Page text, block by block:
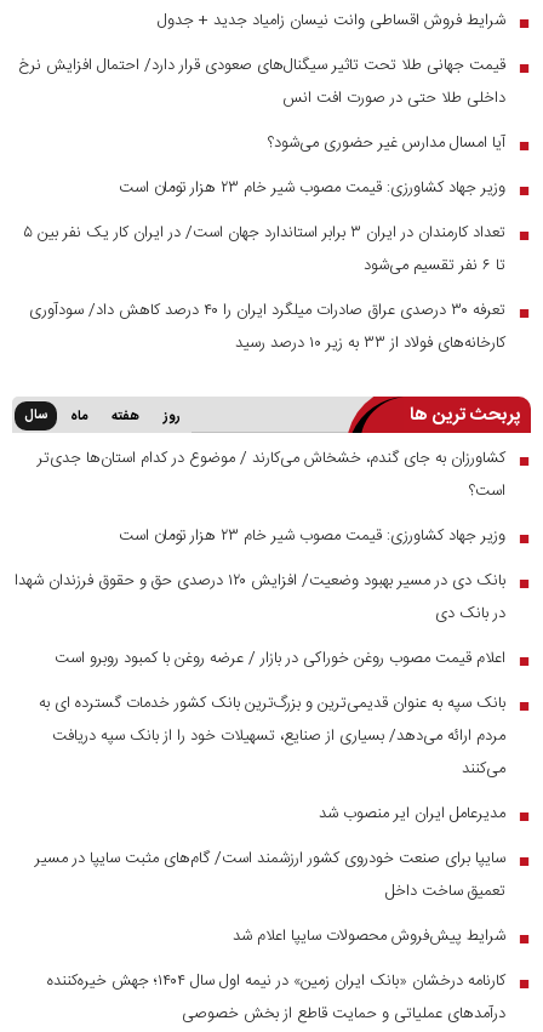
■ شرایط فروش اقساطی وانت نیسان زامیاد جدید + جدول
■ قیمت جهانی طلا تحت تاثیر سیگنال‌های صعودی قرار دارد/ احتمال افزایش نرخ
داخلی طلا حتی در صورت افت انس
■ آیا امسال مدارس غیر حضوری می‌شود؟
■ وزیر جهاد کشاورزی: قیمت مصوب شیر خام ۲۳ هزار تومان است
■
تعداد کارمندان در ایران ۳ برابر استاندارد جهان است/ در ایران کار یک نفر بین ۵
تا ۶ نفر تقسیم می‌شود
■
تعرفه ۳۰ درصدی عراق صادرات میلگرد ایران را ۴۰ درصد کاهش داد/ سودآوری
کارخانه‌های فولاد از ۳۳ به زیر ۱۰ درصد رسید
پربحث ترین ها روز هفته ماه سال
■ کشاورزان به جای گندم، خشخاش می‌کارند / موضوع در کدام استان‌ها جدی‌تر
است؟
■ وزیر جهاد کشاورزی: قیمت مصوب شیر خام ۲۳ هزار تومان است
■
بانک دی در مسیر بهبود وضعیت/ افزایش ۱۲۰ درصدی حق و حقوق فرزندان شهدا
در بانک دی
■ اعلام قیمت مصوب روغن خوراکی در بازار / عرضه روغن با کمبود روبرو است
■ بانک سپه به عنوان قدیمی‌ترین و بزرگ‌ترین بانک کشور خدمات گسترده ای به
مردم ارائه می‌دهد/ بسیاری از صنایع، تسهیلات خود را از بانک سپه دریافت
می‌کنند
■ مدیرعامل ایران ایر منصوب شد
■ سایپا برای صنعت خودروی کشور ارزشمند است/ گام‌های مثبت سایپا در مسیر
تعمیق ساخت داخل
■ شرایط پیش‌فروش محصولات سایپا اعلام شد
■
کارنامه درخشان «بانک ایران زمین» در نیمه اول سال ۱۴۰۴؛ جهش خیره‌کننده
درآمد‌های عملیاتی و حمایت قاطع از بخش خصوصی